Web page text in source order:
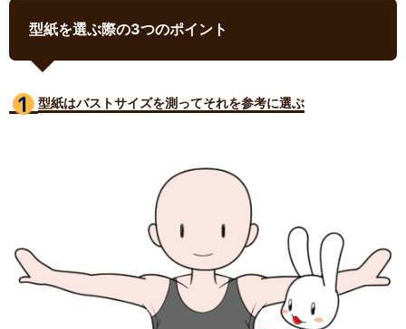
型紙を選ぶ際の3つのポイント
型紙はバストサイズを測ってそれを参考に選ぶ